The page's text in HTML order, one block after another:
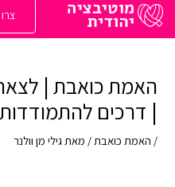
לתוכן
| דרכים
/ האמת כואבת/ מאתגילי מן וולנר